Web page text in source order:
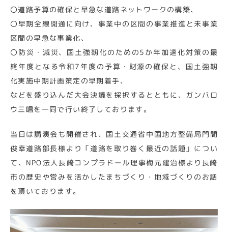
〇道路予算の確保と早急な道路ネットワークの構築、
〇早期全線開通に向け、事業中の区間の事業推進と未事業
区間の早急な事業化、
〇防災・減災、国土強靭化のための5か年加速化対策の最
終年度となる令和7年度の予算・財源の確保と、国土強靭
化実施中期計画策定の早期着手、
などを盛り込んだ大会決議を採択するとともに、ガンバロ
ウ三唱を一同で行い終了しております。
当日は講演会も開催され、国土交通省中国地方整備局門間
俊幸道路部長様より「道路を取り巻く最近の話題」につい
て、NPO法人長崎コンプラドール理事梅元建治様より長崎
市の歴史や営みを活かしたまちづくり・地域づくりのお話
を頂いております。